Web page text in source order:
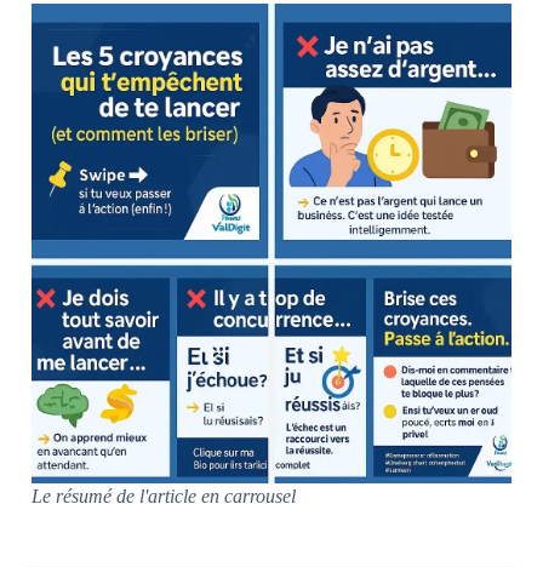
Le résumé de l'article en carrousel